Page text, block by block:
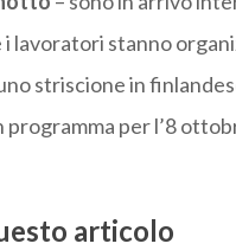
lavoratori stanno
striscione in
programma per l’8
articolo